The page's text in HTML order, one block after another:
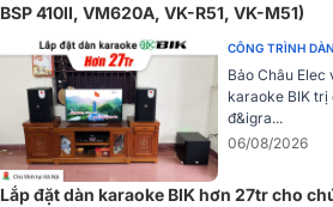
BSP 410II, VM620A, VK-R51, VK-M51)
CÔNG TRÌNH
Bảo Châu Elec
karaoke BIK trị
đ&igra...
06/08/2026
Lắp đặt dàn karaoke BIK hơn 27tr cho